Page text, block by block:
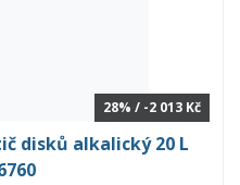
28% / -2 013 Kč
disků alkalický 20 L